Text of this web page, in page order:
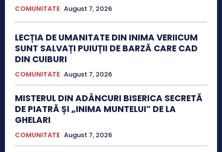
COMUNITATE August 7, 2026
LECȚIA DE UMANITATE DIN INIMA VERIICUM
SUNT SALVAȚI PUIUȚII DE BARZĂ CARE CAD
DIN CUIBURI
COMUNITATE August 7, 2026
MISTERUL DIN ADÂNCURI BISERICA SECRETĂ
DE PIATRĂ ȘI „INIMA MUNTELUI” DE LA
GHELARI
COMUNITATE August 7, 2026